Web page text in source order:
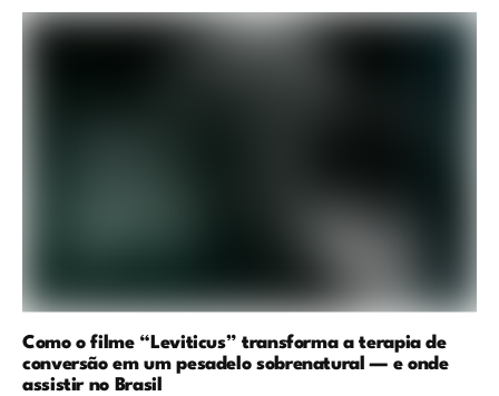
Como o filme “Leviticus” transforma a terapia de
conversão em um pesadelo sobrenatural — e onde
assistir no Brasil